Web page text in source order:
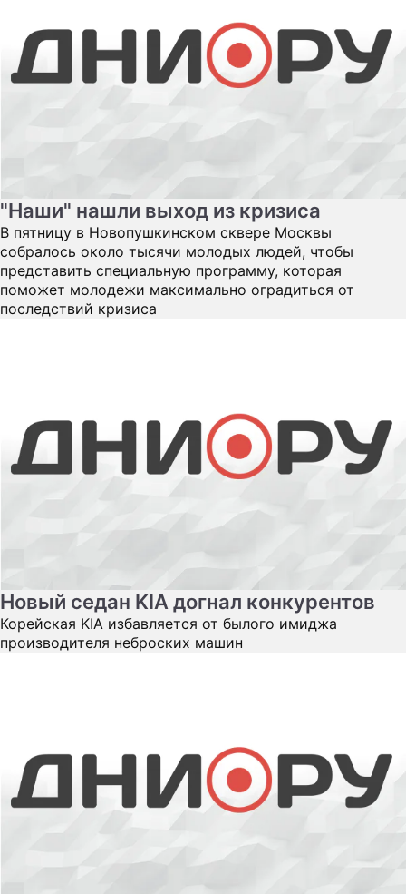
"Наши" нашли выход из кризиса
В пятницу в Новопушкинском сквере Москвы
собралось около тысячи молодых людей, чтобы
представить специальную программу, которая
поможет молодежи максимально оградиться от
последствий кризиса
Новый седан KIA догнал конкурентов
Корейская KIA избавляется от былого имиджа
производителя неброских машин